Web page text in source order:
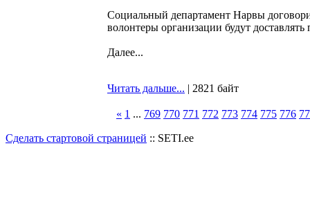
Социальный департамент Нарвы
волонтеры организации будут
Далее...
Читать дальше... | 2821 байт
« 1 ... 769 770 771 772 773 774 775 776
Сделать стартовой страницей :: SETI.ee